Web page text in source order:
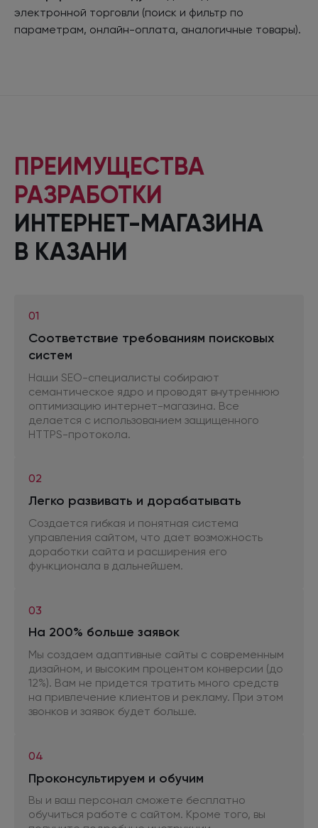
электронной торговли (поиск и фильтр по
параметрам, онлайн-оплата, аналогичные товары).
ПРЕИМУЩЕСТВА
РАЗРАБОТКИ
ИНТЕРНЕТ-МАГАЗИНА
В КАЗАНИ
01
Соответствие требованиям поисковых
систем
Наши SEO-специалисты собирают
семантическое ядро и проводят внутреннюю
оптимизацию интернет-магазина. Все
делается с использованием защищенного
HTTPS-протокола.
02
Легко развивать и дорабатывать
Создается гибкая и понятная система
управления сайтом, что дает возможность
доработки сайта и расширения его
функционала в дальнейшем.
03
На 200% больше заявок
Мы создаем адаптивные сайты с современным
дизайном, и высоким процентом конверсии (до
12%). Вам не придется тратить много средств
на привлечение клиентов и рекламу. При этом
звонков и заявок будет больше.
04
Проконсультируем и обучим
Вы и ваш персонал сможете бесплатно
обучиться работе с сайтом. Кроме того, вы